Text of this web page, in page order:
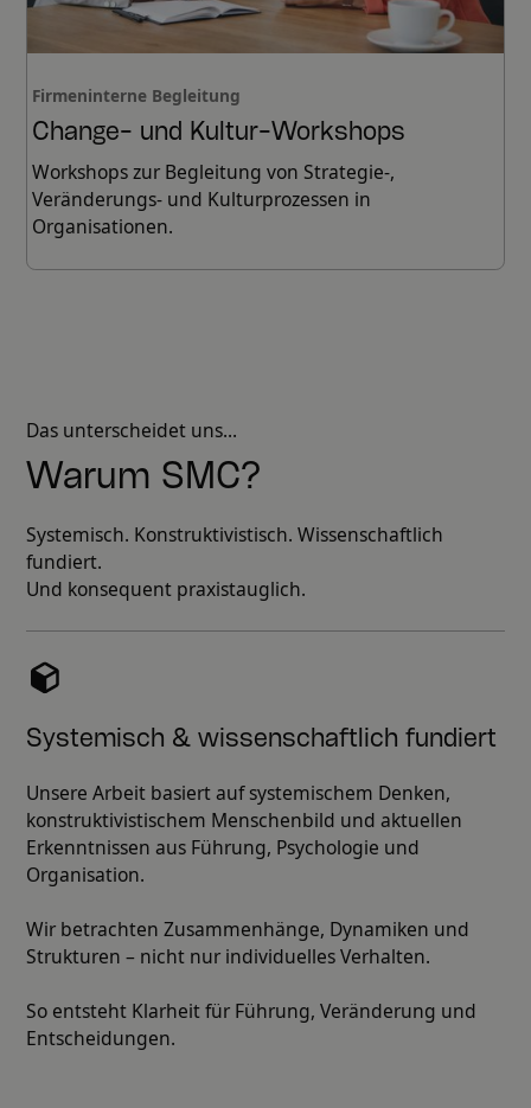
Firmeninterne Begleitung
Change- und Kultur-Workshops
Workshops zur Begleitung von Strategie-,
Veränderungs- und Kulturprozessen in
Organisationen.
Das unterscheidet uns...
Warum SMC?
Systemisch. Konstruktivistisch. Wissenschaftlich
fundiert.
Und konsequent praxistauglich.
Systemisch & wissenschaftlich fundiert
Unsere Arbeit basiert auf systemischem Denken,
konstruktivistischem Menschenbild und aktuellen
Erkenntnissen aus Führung, Psychologie und
Organisation.
Wir betrachten Zusammenhänge, Dynamiken und
Strukturen – nicht nur individuelles Verhalten.
So entsteht Klarheit für Führung, Veränderung und
Entscheidungen.